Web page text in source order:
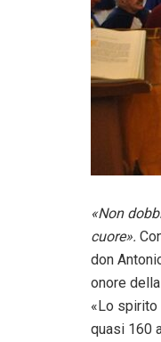
«Non
cuore».
don
onore
«Lo spirito
quasi 160